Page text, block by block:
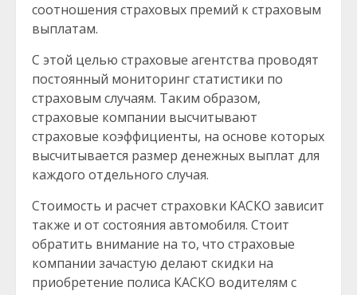
соотношения страховых премий к страховым
выплатам.
С этой целью страховые агентства проводят
постоянный мониторинг статистики по
страховым случаям. Таким образом,
страховые компании высчитывают
страховые коэффициенты, на основе которых
высчитывается размер денежных выплат для
каждого отдельного случая.
Стоимость и расчет страховки КАСКО зависит
также и от состояния автомобиля. Стоит
обратить внимание на то, что страховые
компании зачастую делают скидки на
приобретение полиса КАСКО водителям с